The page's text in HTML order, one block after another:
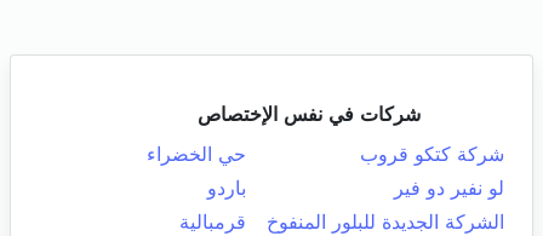
شركات في نفس الإختصاص
شركة كتكو قروب
حي الخضراء
لو نفير دو فير
باردو
الشركة الجديدة للبلور المنفوخ
قرمبالية